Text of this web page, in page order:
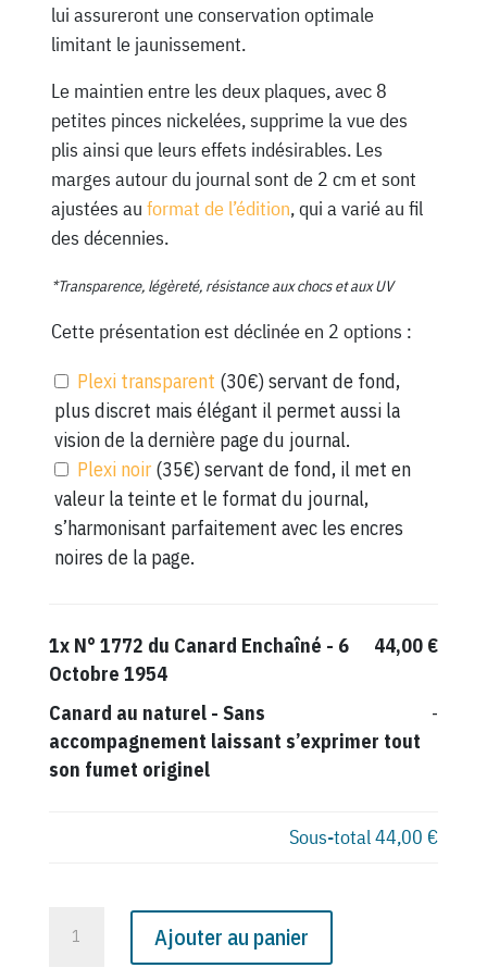
lui assureront une conservation optimale
limitant le jaunissement.
Le maintien entre les deux plaques, avec 8
petites pinces nickelées, supprime la vue des
plis ainsi que leurs effets indésirables. Les
marges autour du journal sont de 2 cm et sont
ajustées au format de l’édition, qui a varié au fil
des décennies.
*Transparence, légèreté, résistance aux chocs et aux UV
Cette présentation est déclinée en 2 options :
Plexi transparent (30€) servant de fond,
plus discret mais élégant il permet aussi la
vision de la dernière page du journal.
Plexi noir (35€) servant de fond, il met en
valeur la teinte et le format du journal,
s’harmonisant parfaitement avec les encres
noires de la page.
1x N° 1772 du Canard Enchaîné - 6
Octobre 1954
44,00 €
Canard au naturel- Sans
accompagnement laissant s’exprimer tout
son fumet originel
-
Sous-total44,00 €
Ajouter au panier